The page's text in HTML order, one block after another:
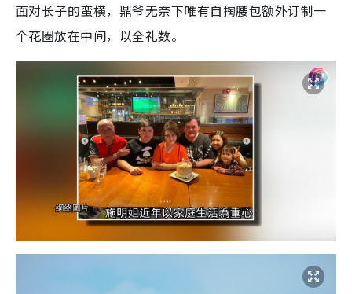
面对长子的蛮横，鼎爷无奈下唯有自掏腰包额外订制一
个花圈放在中间，以全礼数。